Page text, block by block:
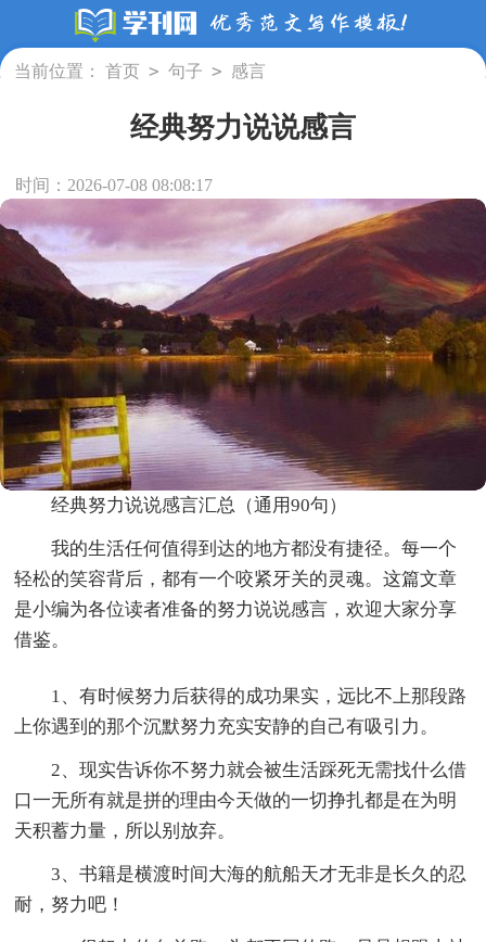
当前位置： 首页 > 句子 > 感言
经典努力说说感言
时间：2026-07-08 08:08:17
经典努力说说感言汇总（通用90句）
我的生活任何值得到达的地方都没有捷径。每一个
轻松的笑容背后，都有一个咬紧牙关的灵魂。这篇文章
是小编为各位读者准备的努力说说感言，欢迎大家分享
借鉴。
1、有时候努力后获得的成功果实，远比不上那段路
上你遇到的那个沉默努力充实安静的自己有吸引力。
2、现实告诉你不努力就会被生活踩死无需找什么借
口一无所有就是拼的理由今天做的一切挣扎都是在为明
天积蓄力量，所以别放弃。
3、书籍是横渡时间大海的航船天才无非是长久的忍
耐，努力吧！